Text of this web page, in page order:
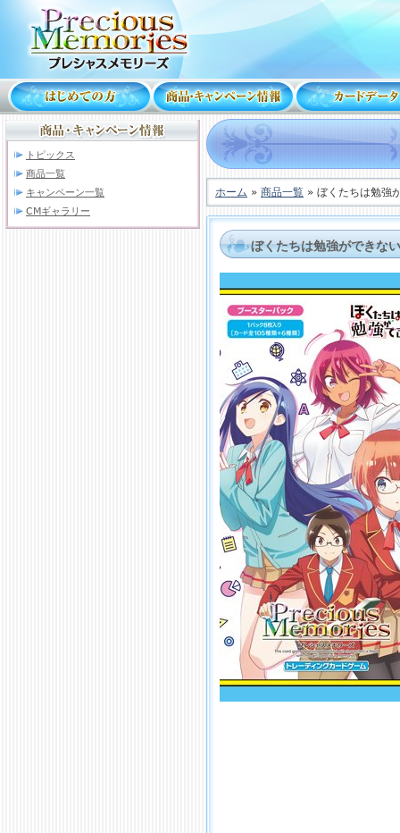
トピックス
商品一覧
キャンペーン一覧
CMギャラリー
ホーム » 商品一覧 » ぼくたちは勉強
ぼくたちは勉強ができな